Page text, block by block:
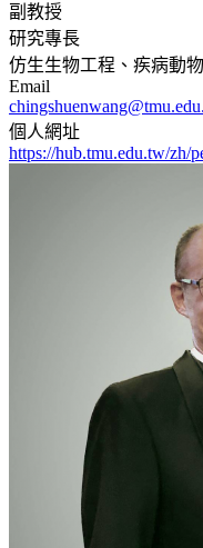
副教授
研究專長
仿生生物工程、疾病動
Email
個人網址
https://hub.tmu.edu.tw/zh/